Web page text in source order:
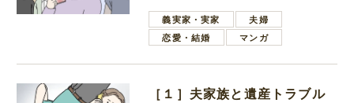
母義実家・実家
夫婦
恋愛・結婚
マンガ
［１］夫家族と遺産トラブル